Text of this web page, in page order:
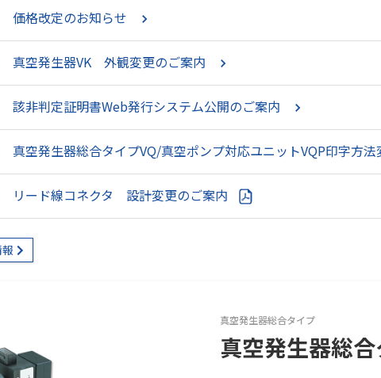
価格改定のお知らせ
真空発生器VK 外観変更のご案内
該非判定証明書Web発行システム公開のご案内
真空発生器総合タイプVQ/真空ポンプ対応ユニットVQP印字方
リード線コネクタ 設計変更のご案内
真空発生器総合タイプ
真空発生器総